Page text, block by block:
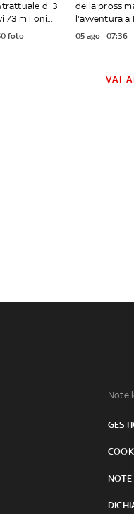
di 3
73 milioni...
foto
della
l'avventura a
05 ago - 07:36
VAI
Note
NOTE